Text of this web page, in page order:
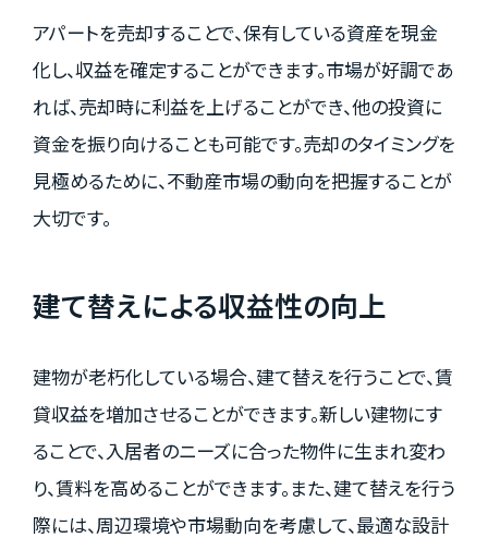
アパートを売却することで、保有している資産を現金
化し、収益を確定することができます。市場が好調であ
れば、売却時に利益を上げることができ、他の投資に
資金を振り向けることも可能です。売却のタイミングを
見極めるために、不動産市場の動向を把握することが
大切です。
建て替えによる収益性の向上
建物が老朽化している場合、建て替えを行うことで、賃
貸収益を増加させることができます。新しい建物にす
ることで、入居者のニーズに合った物件に生まれ変わ
り、賃料を高めることができます。また、建て替えを行う
際には、周辺環境や市場動向を考慮して、最適な設計